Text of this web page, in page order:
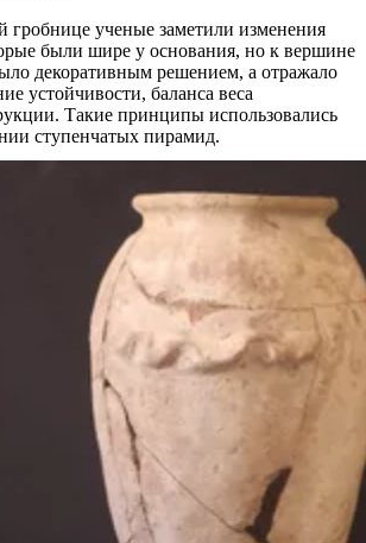
гробнице ученые заметили изменения
были шире у основания, но к вершине
декоративным решением, а отражало
устойчивости, баланса веса
Такие принципы использовались
ступенчатых пирамид.